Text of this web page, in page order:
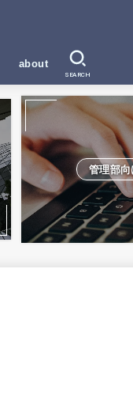
about
SEARCH
管理部